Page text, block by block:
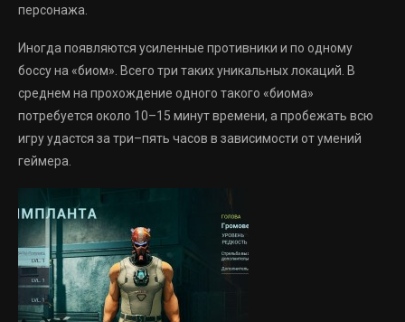
персонажа.
Иногда появляются усиленные противники и по одному
боссу на «биом». Всего три таких уникальных локаций. В
среднем на прохождение одного такого «биома»
потребуется около 10–15 минут времени, а пробежать всю
игру удастся за три–пять часов в зависимости от умений
геймера.